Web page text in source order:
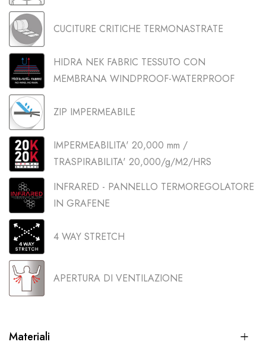
CUCITURE CRITICHE TERMONASTRATE
HIDRA NEK FABRIC TESSUTO CON
MEMBRANA WINDPROOF-WATERPROOF
ZIP IMPERMEABILE
IMPERMEABILITA' 20,000 mm /
TRASPIRABILITA' 20,000/g/M2/HRS
INFRARED - PANNELLO TERMOREGOLATORE
IN GRAFENE
4 WAY STRETCH
APERTURA DI VENTILAZIONE
Materiali